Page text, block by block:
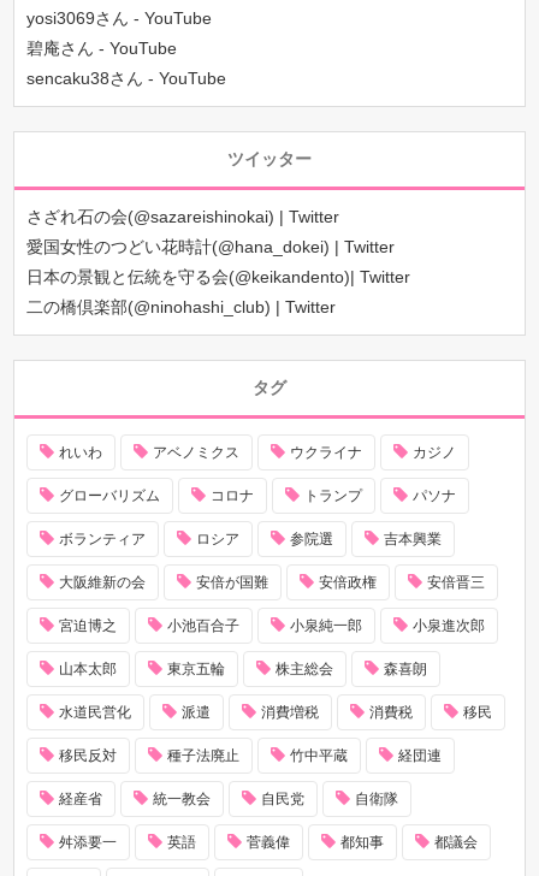
yosi3069さん - YouTube
碧庵さん - YouTube
sencaku38さん - YouTube
ツイッター
さざれ石の会(@sazareishinokai) | Twitter
愛国女性のつどい花時計(@hana_dokei) | Twitter
日本の景観と伝統を守る会(@keikandento)| Twitter
二の橋倶楽部(@ninohashi_club) | Twitter
タグ
れいわ アベノミクス ウクライナ カジノ
グローバリズム コロナ トランプ パソナ
ボランティア ロシア 参院選 吉本興業
大阪維新の会 安倍が国難 安倍政権 安倍晋三
宮迫博之 小池百合子 小泉純一郎 小泉進次郎
山本太郎 東京五輪 株主総会 森喜朗
水道民営化 派遣 消費増税 消費税 移民
移民反対 種子法廃止 竹中平蔵 経団連
経産省 統一教会 自民党 自衛隊
舛添要一 英語 菅義偉 都知事 都議会